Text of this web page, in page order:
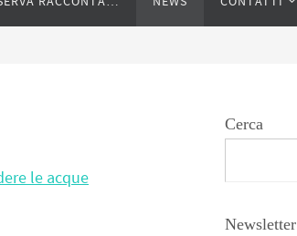
le acque
Cerca
Newsletter